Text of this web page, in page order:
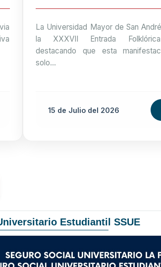
economía paceña
La Universidad Mayor de San
la XXXVII Entrada Folklórica
destacando que esta
solo...
15 de Juliodel 2026
Estudiantil SSUE